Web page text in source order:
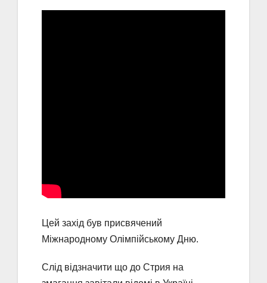
Цей захід був присвячений
Міжнародному Олімпійському Дню.
Слід відзначити що до Стрия на